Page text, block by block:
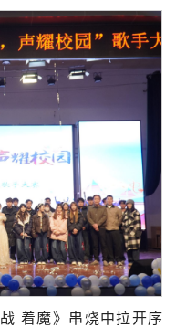
着魔》串烧中拉开序